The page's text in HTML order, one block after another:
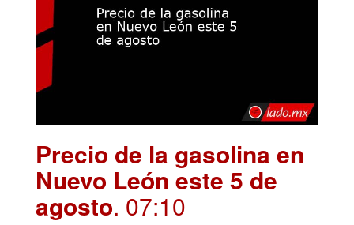
Precio de la gasolina en
Nuevo León este 5 de
agosto. 07:10